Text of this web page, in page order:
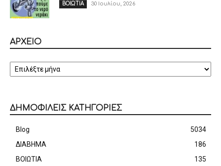
ΒΟΙΩΤΙΑ 30 Ιουλίου, 2026
ΑΡΧΕΙΟ
ΔΗΜΟΦΙΛΕΙΣ ΚΑΤΗΓΟΡΙΕΣ
Blog
5034
ΔΙΑΒΗΜΑ
186
ΒΟΙΩΤΙΑ
135